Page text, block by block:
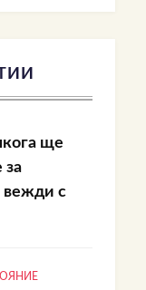
ще
за
вежди с